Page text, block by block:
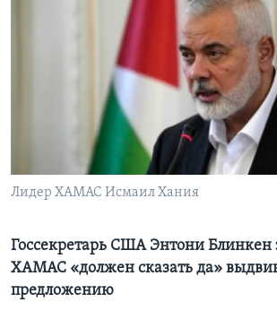
Learning English
СОЦИАЛЬНЫЕ СЕТИ
Лидер ХАМАС Исмаил Хания
Госсекретарь США Энтони Блинкен
ХАМАС «должен сказать да»
предложению